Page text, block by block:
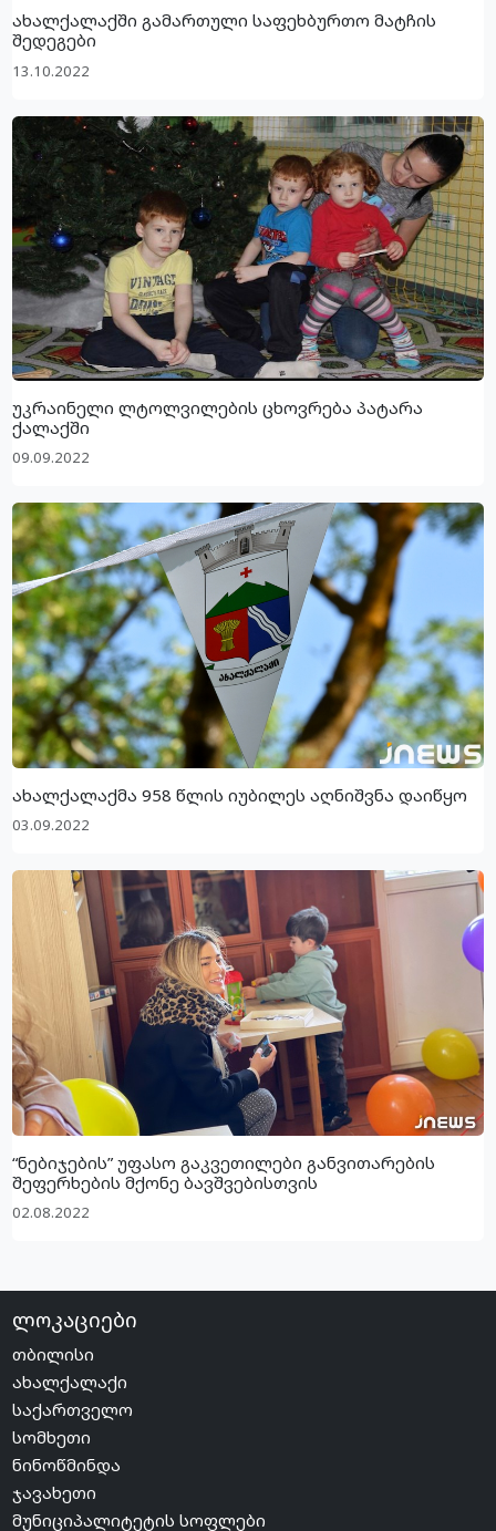
ახალქალაქში გამართული საფეხბურთო მატჩის
შედეგები
13.10.2022
უკრაინელი ლტოლვილების ცხოვრება პატარა
ქალაქში
09.09.2022
ახალქალაქმა 958 წლის იუბილეს აღნიშვნა დაიწყო
03.09.2022
“ნებიჯების” უფასო გაკვეთილები განვითარების
შეფერხების მქონე ბავშვებისთვის
02.08.2022
ლოკაციები
თბილისი
ახალქალაქი
საქართველო
სომხეთი
ნინოწმინდა
ჯავახეთი
მუნიციპალიტეტის სოფლები